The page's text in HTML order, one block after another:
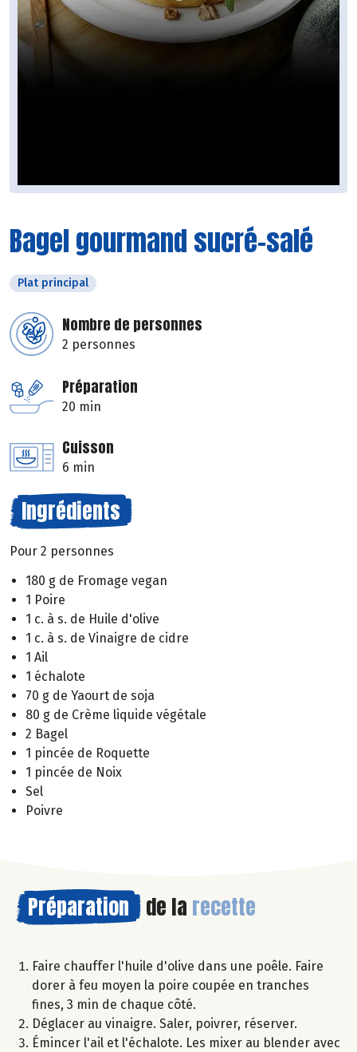
Bagel gourmand sucré-salé
Plat principal
Nombre de personnes
2 personnes
Préparation
20 min
Cuisson
6 min
Ingrédients
Pour 2 personnes
180 g de Fromage vegan
1 Poire
1 c. à s. de Huile d'olive
1 c. à s. de Vinaigre de cidre
1 Ail
1 échalote
70 g de Yaourt de soja
80 g de Crème liquide végétale
2 Bagel
1 pincée de Roquette
1 pincée de Noix
Sel
Poivre
Préparation de la recette
Faire chauffer l'huile d'olive dans une poêle. Faire
dorer à feu moyen la poire coupée en tranches
fines, 3 min de chaque côté.
Déglacer au vinaigre. Saler, poivrer, réserver.
Émincer l'ail et l'échalote. Les mixer au blender avec